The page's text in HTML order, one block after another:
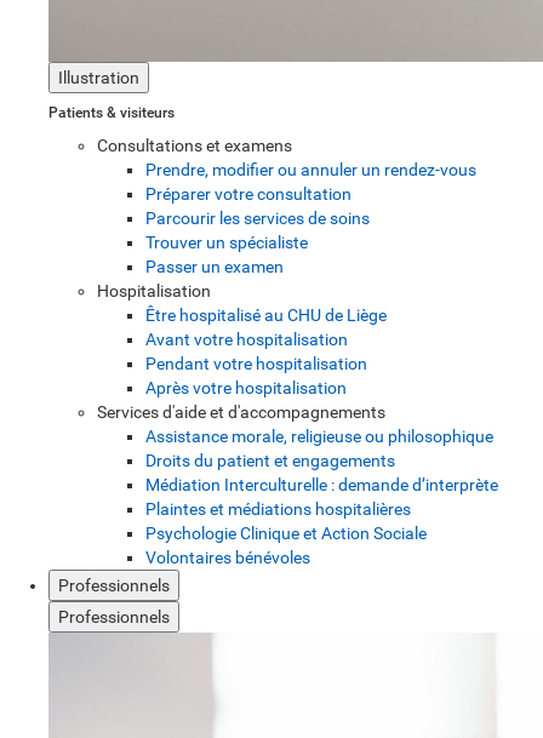
Illustration
Patients & visiteurs
Consultations et examens
Prendre, modifier ou annuler un rendez-vous
Préparer votre consultation
Parcourir les services de soins
Trouver un spécialiste
Passer un examen
Hospitalisation
Être hospitalisé au CHU de Liège
Avant votre hospitalisation
Pendant votre hospitalisation
Après votre hospitalisation
Services d'aide et d'accompagnements
Assistance morale, religieuse ou philosophique
Droits du patient et engagements
Médiation Interculturelle : demande d’interprète
Plaintes et médiations hospitalières
Psychologie Clinique et Action Sociale
Volontaires bénévoles
Professionnels
Professionnels